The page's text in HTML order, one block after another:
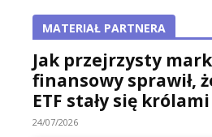
MATERIAŁ PARTNERA
Jak przejrzysty
finansowy sprawił,
ETF stały się
24/07/2026